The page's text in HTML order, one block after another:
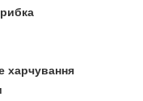
харчування